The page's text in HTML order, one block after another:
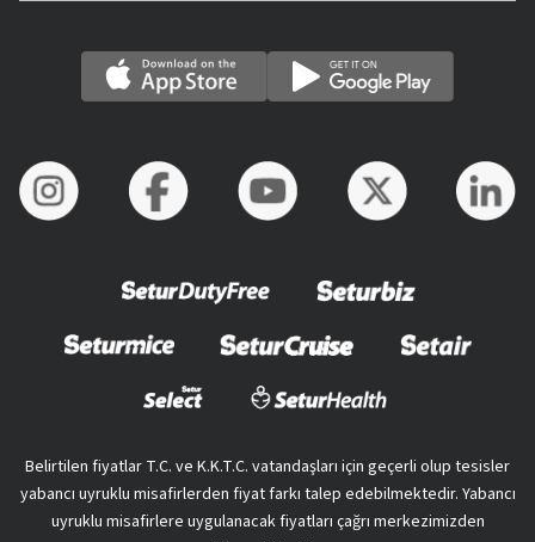
Belirtilen fiyatlar T.C. ve K.K.T.C. vatandaşları için geçerli olup tesisler
yabancı uyruklu misafirlerden fiyat farkı talep edebilmektedir. Yabancı
uyruklu misafirlere uygulanacak fiyatları çağrı merkezimizden